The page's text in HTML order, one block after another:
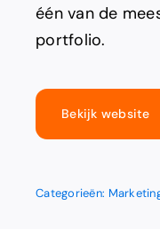
één van de
portfolio.
Bekijk website
Categorieën: